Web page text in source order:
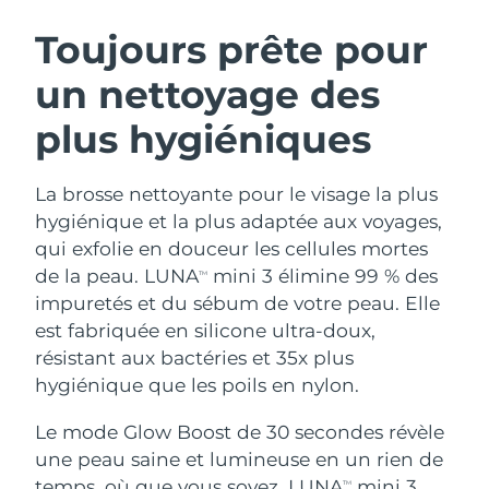
Toujours prête pour
un nettoyage des
plus hygiéniques
La brosse nettoyante pour le visage la plus
hygiénique et la plus adaptée aux voyages,
qui exfolie en douceur les cellules mortes
de la peau. LUNATM
mini 3 élimine 99 % des
impuretés et du sébum de votre peau. Elle
est fabriquée en silicone ultra-doux,
résistant aux bactéries et 35x plus
hygiénique que les poils en nylon.
Le mode Glow Boost de 30 secondes révèle
une peau saine et lumineuse en un rien de
TM
Nettoyage du visage
Anti-aging massage
LUNA™ 4 Plus
Massage, LED heating
LUNA™ 4 Men
Lifting
Microcurrent toning
BEAR™ 2 go
Microcurrent toning on-the-go
BEAR™ 2 eyes & lips
Hydratation
UFO™ 3 coffret
Deep facial hydration
UFO™ 3 LED
Near-infrared and red light therapy
device
Soin bucco-dentaire
issa™ 4
Hybrid silicone sonic toothbrush
Smart hybrid silicone sonic toothbrush
FAQ™ TRAITEMENT ANTI-ÂGE
Anti-âge Traitements LED
NEW
Autriche Livraison estimée
Bahreïn Livraison estimée
Belgique Livraison estimée
Bermudes Livraison estimée8/14/26
Bosnie-Herzégovine Livraison estimée8/11/26
Brunei
Bulgarie Livraison estimée
Canada Livraison estimée
Chili Livraison estimée8/12/26